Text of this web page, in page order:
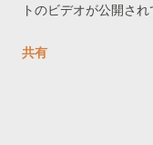
トのビデオが公開され
共有